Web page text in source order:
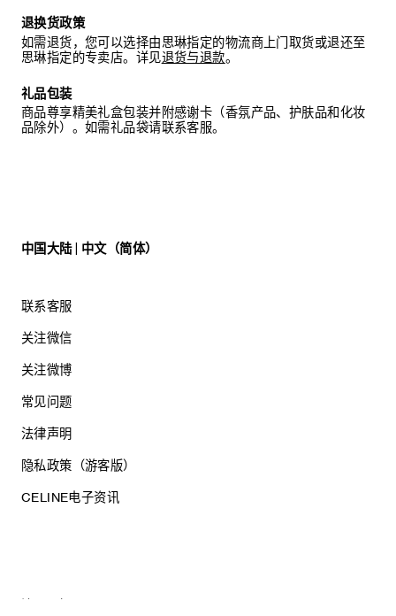
退换货政策
如需退货，您可以选择由思琳指定的物流商上门取货或退还至
思琳指定的专卖店。详见退货与退款。
礼品包装
商品尊享精美礼盒包装并附感谢卡（香氛产品、护肤品和化妆
品除外）。如需礼品袋请联系客服。
中国大陆 | 中文（简体）
联系客服
关注微信
关注微博
常见问题
法律声明
隐私政策（游客版）
CELINE电子资讯